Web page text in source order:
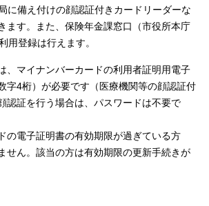
に備え付けの顔認証付きカードリーダーな
ます。また、保険年金課窓口（市役所本庁
用登録は行えます。
、マイナンバーカードの利用者証明用電子
字4桁）が必要です（医療機関等の顔認証付
認証を行う場合は、パスワードは不要で
の電子証明書の有効期限が過ぎている方
せん。該当の方は有効期限の更新手続きが